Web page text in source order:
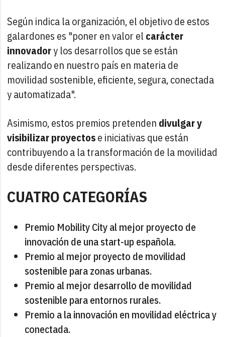
Según indica la organización, el objetivo de estos
galardones es "poner en valor el carácter
innovadory los desarrollos que se están
realizando en nuestro país en materia de
movilidad sostenible, eficiente, segura, conectada
y automatizada".
Asimismo, estos premios pretenden divulgar y
visibilizar proyectose iniciativas que están
contribuyendo a la transformación de la movilidad
desde diferentes perspectivas.
CUATRO CATEGORÍAS
Premio Mobility City al mejor proyecto de
innovación de una start-up española.
Premio al mejor proyecto de movilidad
sostenible para zonas urbanas.
Premio al mejor desarrollo de movilidad
sostenible para entornos rurales.
Premio a la innovación en movilidad eléctrica y
conectada.